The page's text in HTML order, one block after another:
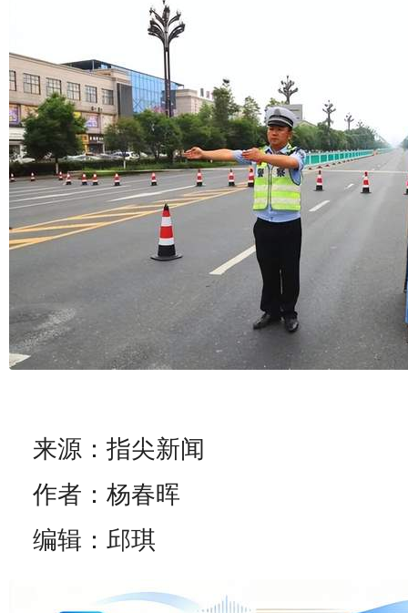
来源：指尖新闻
作者：杨春晖
编辑：邱琪